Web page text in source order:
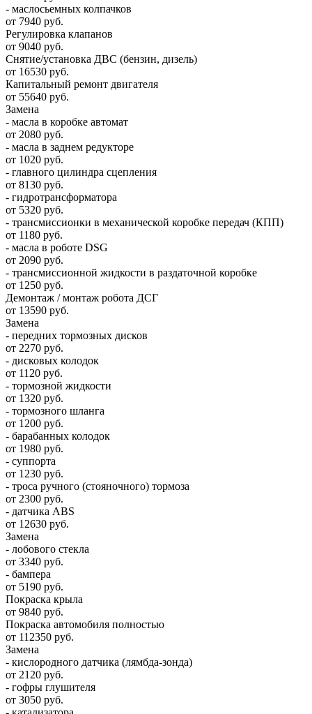
- маслосьемных колпачков
от 7940 руб.
Регулировка клапанов
от 9040 руб.
Снятие/установка ДВС (бензин, дизель)
от 16530 руб.
Капитальный ремонт двигателя
от 55640 руб.
Замена
- масла в коробке автомат
от 2080 руб.
- масла в заднем редукторе
от 1020 руб.
- главного цилиндра сцепления
от 8130 руб.
- гидротрансформатора
от 5320 руб.
- трансмиссионки в механической коробке передач (КПП)
от 1180 руб.
- масла в роботе DSG
от 2090 руб.
- трансмиссионной жидкости в раздаточной коробке
от 1250 руб.
Демонтаж / монтаж робота ДСГ
от 13590 руб.
Замена
- передних тормозных дисков
от 2270 руб.
- дисковых колодок
от 1120 руб.
- тормозной жидкости
от 1320 руб.
- тормозного шланга
от 1200 руб.
- барабанных колодок
от 1980 руб.
- суппорта
от 1230 руб.
- троса ручного (стояночного) тормоза
от 2300 руб.
- датчика ABS
от 12630 руб.
Замена
- лобового стекла
от 3340 руб.
- бампера
от 5190 руб.
Покраска крыла
от 9840 руб.
Покраска автомобиля полностью
от 112350 руб.
Замена
- кислородного датчика (лямбда-зонда)
от 2120 руб.
- гофры глушителя
от 3050 руб.